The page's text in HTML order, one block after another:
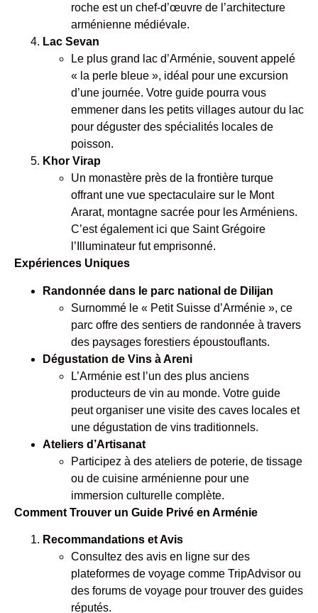
roche est un chef-d’œuvre de l’architecture
arménienne médiévale.
Lac Sevan
Le plus grand lac d’Arménie, souvent appelé
« la perle bleue », idéal pour une excursion
d’une journée. Votre guide pourra vous
emmener dans les petits villages autour du lac
pour déguster des spécialités locales de
poisson.
Khor Virap
Un monastère près de la frontière turque
offrant une vue spectaculaire sur le Mont
Ararat, montagne sacrée pour les Arméniens.
C’est également ici que Saint Grégoire
l’Illuminateur fut emprisonné.
Expériences Uniques
Randonnée dans le parc national de Dilijan
Surnommé le « Petit Suisse d’Arménie », ce
parc offre des sentiers de randonnée à travers
des paysages forestiers époustouflants.
Dégustation de Vins à Areni
L’Arménie est l’un des plus anciens
producteurs de vin au monde. Votre guide
peut organiser une visite des caves locales et
une dégustation de vins traditionnels.
Ateliers d’Artisanat
Participez à des ateliers de poterie, de tissage
ou de cuisine arménienne pour une
immersion culturelle complète.
Comment Trouver un Guide Privé en Arménie
Recommandations et Avis
Consultez des avis en ligne sur des
plateformes de voyage comme TripAdvisor ou
des forums de voyage pour trouver des guides
réputés.